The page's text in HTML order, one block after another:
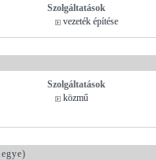
Szolgáltatások
vezeték építése
Szolgáltatások
közmű